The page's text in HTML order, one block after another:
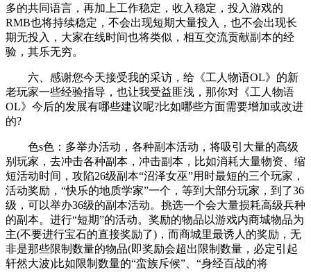
多的共同语言，再加上工作稳定，收入稳定，投入游戏的
RMB也将持续稳定，不会出现短期大量投入，也不会出现长
期无投入，大家在线时间也将类似，相互交流贡献副本的经
验，其乐无穷。
六、感谢您今天接受我的采访，给《工人物语OL》的新
老玩家一些经验指导，也让我受益匪浅，那你对《工人物语
OL》今后的发展有哪些建议呢?比如哪些方面需要增加或改进
的?
色s色：多举办活动，各种副本活动，将吸引大量的高级
别玩家，去冲击各种副本，冲击副本，比如消耗大量物资、缩
短活动时间，攻陷26级副本“沼泽女巫”用时最短的三个玩家，
活动奖励，“快乐的地质学家”一个，等到大部分玩家，到了36
级，可以举办36级的副本活动。挑选一个会大量损耗高级兵种
的副本。进行“短期”的活动。奖励的物品以游戏内商城物品为
主(不要进行宝石的直接奖励了)，而商城里最诱人的奖励，无
非是那些限制数量的物品(即奖励会超出限制数量，必定引起
轩然大波)比如限制数量的“蛮族斥候”、“身经百战的将